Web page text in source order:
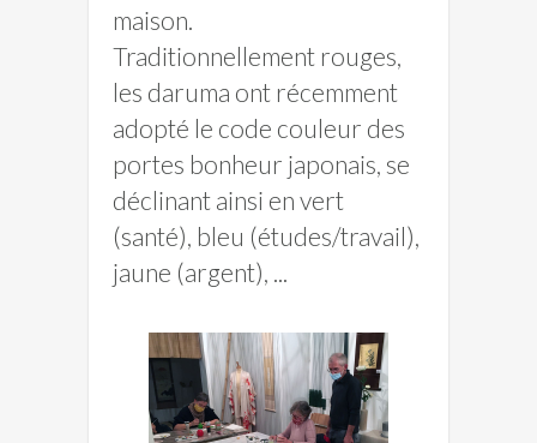
maison.
Traditionnellement rouges,
les daruma ont récemment
adopté le code couleur des
portes bonheur japonais, se
déclinant ainsi en vert
(santé), bleu (études/travail),
jaune (argent), ...